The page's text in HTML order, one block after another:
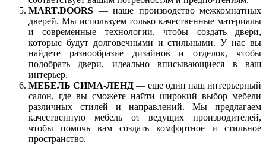
MART.DOORS — наше производство межкомнатных
дверей. Мы используем только качественные материалы
и современные технологии, чтобы создать двери,
которые будут долговечными и стильными. У нас вы
найдете разнообразие дизайнов и отделок, чтобы
подобрать двери, идеально вписывающиеся в ваш
интерьер.
МЕБЕЛЬ СИМА-ЛЕНД — еще один наш интерьерный
салон, где вы сможете найти широкий выбор мебели
различных стилей и направлений. Мы предлагаем
качественную мебель от ведущих производителей,
чтобы помочь вам создать комфортное и стильное
пространство.